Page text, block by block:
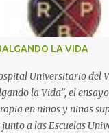
LA VIDA
Universitario del
la Vida”, el
en niños y niñas
a las Escuelas